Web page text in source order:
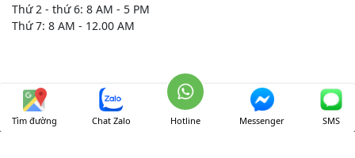
Thứ 2 - thứ 6: 8 AM - 5 PM
Thứ 7: 8 AM - 12.00 AM
CÔNG TY TNHH THIẾT BỊ VÀ HÓA CHẤT THÀNH TÍN
Tìm đường Chat Zalo Hotline Messenger SMS